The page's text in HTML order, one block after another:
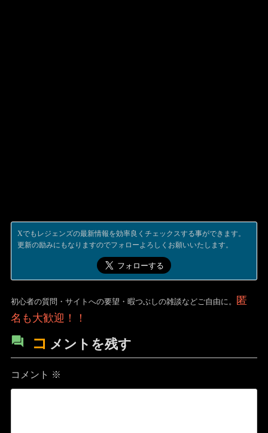
Xでもレジェンズの最新情報を効率良くチェックスする事ができます。
更新の励みにもなりますのでフォローよろしくお願いいたします。
初心者の質問・サイトへの要望・暇つぶしの雑談などご自由に。
匿
名も大歓迎！！
コ メントを残す
コメント ※